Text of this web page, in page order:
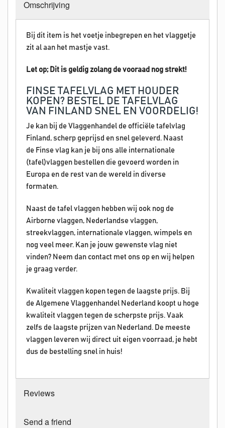
Omschrijving
Bij dit item is het voetje inbegrepen en het vlaggetje
zit al aan het mastje vast.
Let op; Dit is geldig zolang de vooraad nog strekt!
FINSE TAFELVLAG MET HOUDER
KOPEN? BESTEL DE TAFELVLAG
VAN FINLAND SNEL EN VOORDELIG!
Je kan bij de Vlaggenhandel de officiële tafelvlag
Finland, scherp geprijsd en snel geleverd. Naast
de Finse vlag kan je bij ons alle internationale
(tafel)vlaggen bestellen die gevoerd worden in
Europa en de rest van de wereld in diverse
formaten.
Naast de tafel vlaggen hebben wij ook nog de
Airborne vlaggen, Nederlandse vlaggen,
streekvlaggen, internationale vlaggen, wimpels en
nog veel meer. Kan je jouw gewenste vlag niet
vinden? Neem dan contact met ons op en wij helpen
je graag verder.
Kwaliteit vlaggen kopen tegen de laagste prijs. Bij
de Algemene Vlaggenhandel Nederland koopt u hoge
kwaliteit vlaggen tegen de scherpste prijs. Vaak
zelfs de laagste prijzen van Nederland. De meeste
vlaggen leveren wij direct uit eigen voorraad, je hebt
dus de bestelling snel in huis!
Reviews
Send a friend